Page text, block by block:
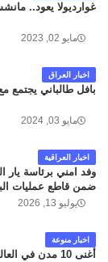
غوارديولا يعود..
مايو 02, 2023
اخبار العراق
بافل طالباني يجتمع
مايو 03, 2024
اخبار العراقية
وفد امني برئاسة يار
ضمن قاطع عمليات
يوليو 13, 2026
اخبار منوعة
أغنى 10 مدن في العالم